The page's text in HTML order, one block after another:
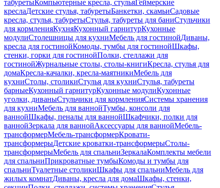
табуретыКомпьютерные кресла, стульяГеймерские
креслаДетские стулья, табуретыБанкетки, скамьиСадовые
кресла, стулья, табуретыСтулья, табуреты для баниСтульчики
для кормленияКухняКухонный гарнитурКухонные
модулиСтолешницы для кухниМебель для гостинойДиваны,
кресла для гостинойКомоды, тумбы для гостинойШкафы,
стенки, горки для гостинойПолки, стеллажи для
гостинойЖурнальные столы, столы-книгиКресла, стулья для
домаКресла-качалки, кресла-маятникиМебель для
кухниСтолы, столикиСтулья для кухниСтулья, табуреты
барныеКухонный гарнитурКухонные модулиКухонные
уголки, диваныСтульчики для кормленияСистемы хранения
для кухниМебель для ваннойТумбы, консоли для
ваннойШкафы, пеналы для ваннойШкафчики, полки для
ваннойЗеркала для ваннойАксессуары для ваннойМебель-
трансформерМебель-трансформерКровати-
трансформерыДетские кроватки-трансформерыСтолы-
трансформерыМебель для спальниЗеркалаКомплекты мебели
для спальниПрикроватные тумбыКомоды и тумбы для
спальниТуалетные столикиШкафы для спальниМебель для
жилых комнатДиваны, кресла для домаШкафы, стенки,